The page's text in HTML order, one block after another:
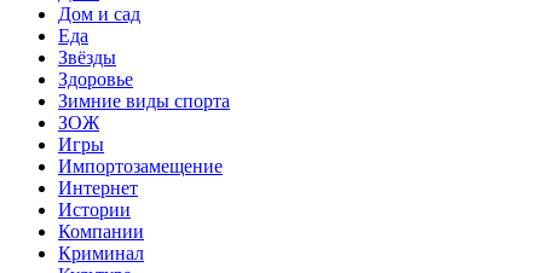
Дом и сад
Еда
Звёзды
Здоровье
Зимние виды спорта
ЗОЖ
Игры
Импортозамещение
Интернет
Истории
Компании
Криминал